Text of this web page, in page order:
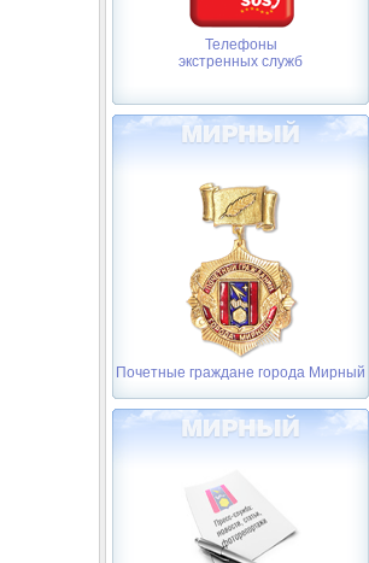
Телефоны
экстренных служб
Почетные граждане города Мирный